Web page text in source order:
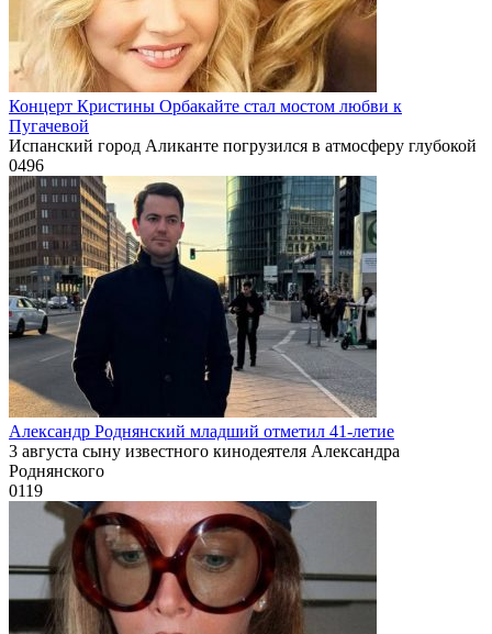
Концерт Кристины Орбакайте стал мостом любви к
Пугачевой
Испанский город Аликанте погрузился в атмосферу глубокой
0496
Александр Роднянский младший отметил 41-летие
3 августа сыну известного кинодеятеля Александра
Роднянского
0119